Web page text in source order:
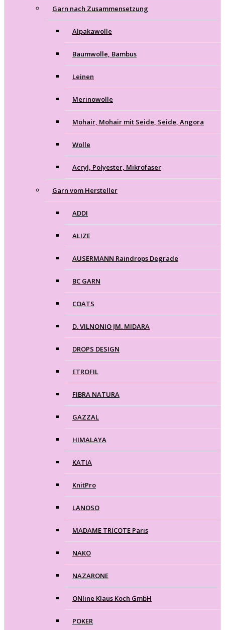
Garn nach Zusammensetzung
Alpakawolle
Baumwolle, Bambus
Leinen
Merinowolle
Mohair, Mohair mit Seide, Seide, Angora
Wolle
Acryl, Polyester, Mikrofaser
Garn vom Hersteller
ADDI
ALIZE
AUSERMANN Raindrops Degrade
BC GARN
COATS
D. VILNONIO ĮM. MIDARA
DROPS DESIGN
ETROFIL
FIBRA NATURA
GAZZAL
HIMALAYA
KATIA
KnitPro
LANOSO
MADAME TRICOTE Paris
NAKO
NAZARONE
ONline Klaus Koch GmbH
POKER